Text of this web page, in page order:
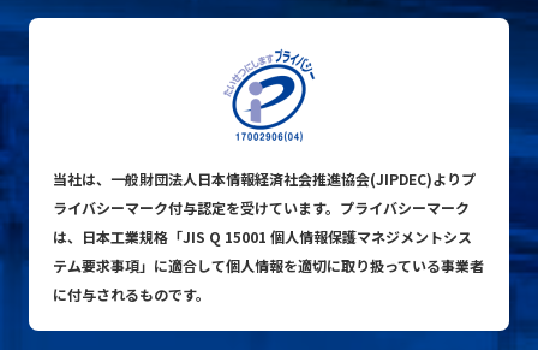
当社は、一般財団法人日本情報経済社会推進協会(JIPDEC)よりプ
ライバシーマーク付与認定を受けています。プライバシーマーク
は、日本工業規格「JIS Q 15001 個人情報保護マネジメントシス
テム要求事項」に適合して個人情報を適切に取り扱っている事業者
に付与されるものです。